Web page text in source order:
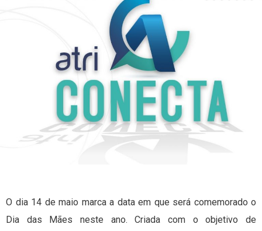
O dia 14 de maio marca a data em que será comemorado o
Dia das Mães neste ano. Criada com o objetivo de